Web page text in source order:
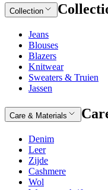
Collection
Jeans
Blouses
Blazers
Knitwear
Sweaters & Truien
Jassen
Care & Materials
Denim
Leer
Zijde
Cashmere
Wol